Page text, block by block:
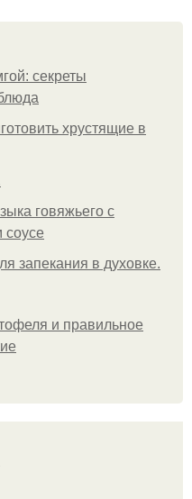
секреты
хрустящие в
говяжьего с
запекания в духовке.
и правильное